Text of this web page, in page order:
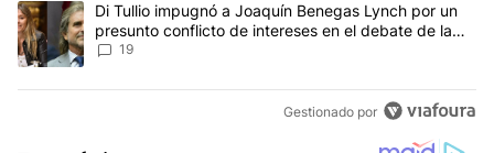
Un artículo de tendencia con el título "Di Tullio impugnó a
Di Tullio impugnó a Joaquín Benegas Lynch por un
presunto conflicto de intereses en el debate de la
Ley de Tierras
19
Gestionado por